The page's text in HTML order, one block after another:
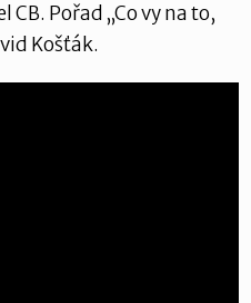
Pořad „Co vy na to,
Košťák.